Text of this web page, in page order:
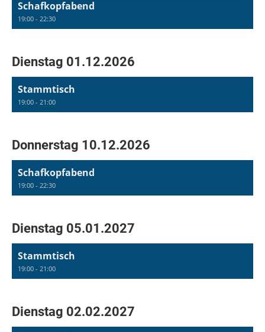
Schafkopfabend
19:00 - 22:30
Dienstag 01.12.2026
Stammtisch
19:00 - 21:00
Donnerstag 10.12.2026
Schafkopfabend
19:00 - 22:30
Dienstag 05.01.2027
Stammtisch
19:00 - 21:00
Dienstag 02.02.2027